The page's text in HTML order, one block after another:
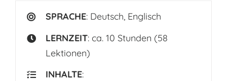
SPRACHE: Deutsch, Englisch
LERNZEIT: ca. 10 Stunden (58
Lektionen)
INHALTE: